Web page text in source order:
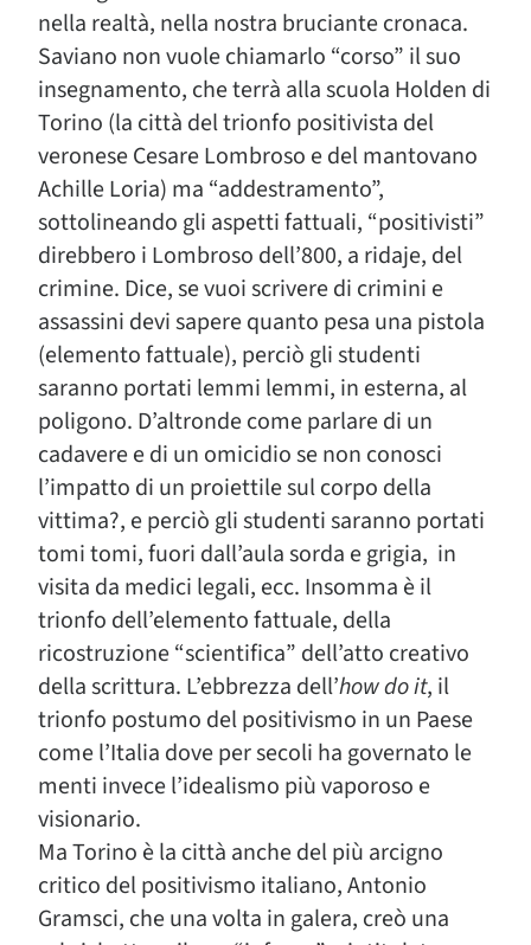
nella realtà, nella nostra bruciante cronaca.
Saviano non vuole chiamarlo “corso” il suo
insegnamento, che terrà alla scuola Holden di
Torino (la città del trionfo positivista del
veronese Cesare Lombroso e del mantovano
Achille Loria) ma “addestramento”,
sottolineando gli aspetti fattuali, “positivisti”
direbbero i Lombroso dell’800, a ridaje, del
crimine. Dice, se vuoi scrivere di crimini e
assassini devi sapere quanto pesa una pistola
(elemento fattuale), perciò gli studenti
saranno portati lemmi lemmi, in esterna, al
poligono. D’altronde come parlare di un
cadavere e di un omicidio se non conosci
l’impatto di un proiettile sul corpo della
vittima?, e perciò gli studenti saranno portati
tomi tomi, fuori dall’aula sorda e grigia, in
visita da medici legali, ecc. Insomma è il
trionfo dell’elemento fattuale, della
ricostruzione “scientifica” dell’atto creativo
della scrittura. L’ebbrezza dell’how do it, il
trionfo postumo del positivismo in un Paese
come l’Italia dove per secoli ha governato le
menti invece l’idealismo più vaporoso e
visionario.
Ma Torino è la città anche del più arcigno
critico del positivismo italiano, Antonio
Gramsci, che una volta in galera, creò una